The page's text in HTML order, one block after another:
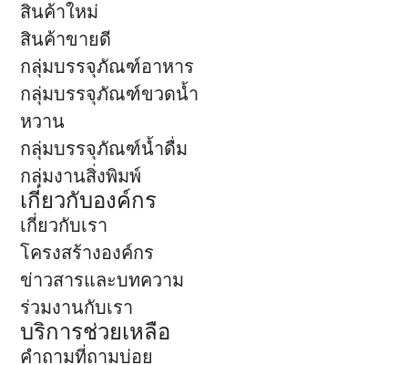
สินค้าใหม่
สินค้าขายดี
กลุ่มบรรจุภัณฑ์อาหาร
กลุ่มบรรจุภัณฑ์ขวดน้ำ
หวาน
กลุ่มบรรจุภัณฑ์น้ำดื่ม
กลุ่มงานสิ่งพิมพ์
เกี่ยวกับองค์กร
เกี่ยวกับเรา
โครงสร้างองค์กร
ข่าวสารและบทความ
ร่วมงานกับเรา
บริการช่วยเหลือ
คำถามที่ถามบ่อย